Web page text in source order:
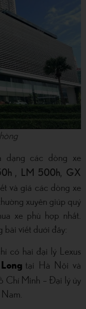
dạng các dòng xe
, LM 500h, GX
và giá các dòng xe
xuyên giúp quý
xe phù hợp nhất.
bài viết dưới đây:
có hai đại lý Lexus
tại Hà Nội và
Chí Minh – Đại lý ủy